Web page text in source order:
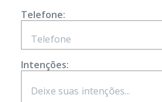
Telefone:
Intenções: